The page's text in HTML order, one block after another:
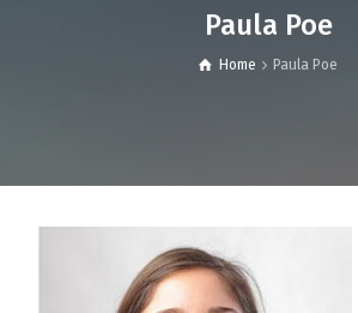
Paula Poe
Home Paula Poe